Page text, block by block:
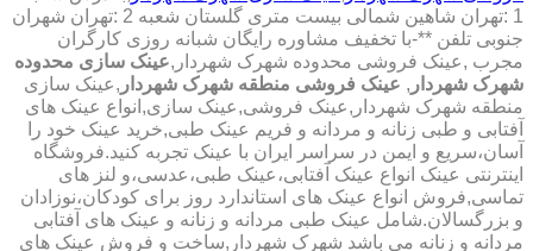
1 :تهران شاهین شمالی بیست متری گلستان شعبه 2 :تهران شهران
جنوبی تلفن **-با تخفیف مشاوره رایگان شبانه روزی کارگران
مجرب ,عینک فروشی محدوده شهرک شهردار,عینک سازی محدوده
شهرک شهردار , عینک فروشی منطقه شهرک شهردار ,عینک سازی
منطقه شهرک شهردار,عینک فروشی,عینک سازی,انواع عینک های
آفتابی و طبی زنانه و مردانه و فریم عینک طبی,خرید عینک خود را
آسان،سریع و ایمن در سراسر ایران با عینک تجربه کنید.فروشگاه
اینترنتی عینک انواع عینک آفتابی،عینک طبی،عدسی،و لنز های
تماسی,فروش انواع عینک های استاندارد روز برای کودکان،نوزادان
و بزرگسالان.شامل عینک طبی مردانه و زنانه و عینک های آفتابی
مردانه و زنانه می باشد شهرک شهردار,ساخت و فروش عینک های